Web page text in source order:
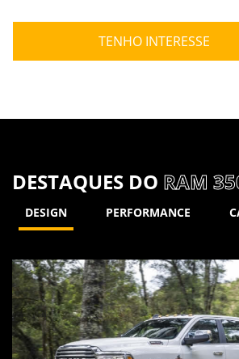
TENHO INTERESSE
DESTAQUES DO RAM
DESIGN PERFORMANCE